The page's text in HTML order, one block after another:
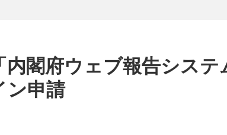
内閣府ウェブ報告シス
ン申請